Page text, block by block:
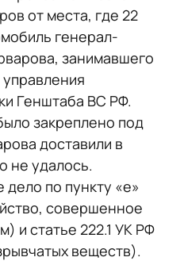
от места, где 22
генерал-
занимавшего
Генштаба ВС РФ.
закреплено под
доставили в
не удалось.
по пункту «е»
совершенное
и статье 222.1 УК РФ
веществ).